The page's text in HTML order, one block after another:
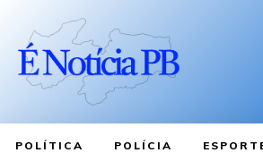
POLÍTICA POLÍCIA